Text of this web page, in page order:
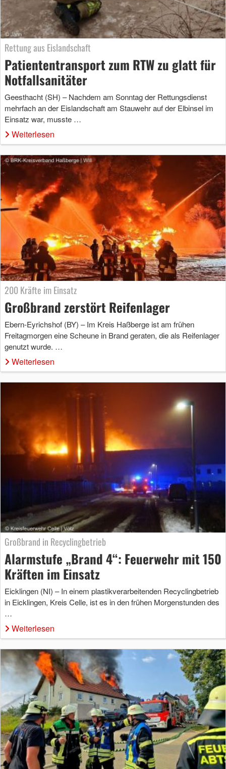
Rettung aus Eislandschaft
Patiententransport zum RTW zu glatt für
Notfallsanitäter
Geesthacht (SH) – Nachdem am Sonntag der Rettungsdienst
mehrfach an der Eislandschaft am Stauwehr auf der Elbinsel im
Einsatz war, musste …
Weiterlesen
200 Kräfte im Einsatz
Großbrand zerstört Reifenlager
Ebern-Eyrichshof (BY) – Im Kreis Haßberge ist am frühen
Freitagmorgen eine Scheune in Brand geraten, die als Reifenlager
genutzt wurde. …
Weiterlesen
Großbrand in Recyclingbetrieb
Alarmstufe „Brand 4“: Feuerwehr mit 150
Kräften im Einsatz
Eicklingen (NI) – In einem plastikverarbeitenden Recyclingbetrieb
in Eicklingen, Kreis Celle, ist es in den frühen Morgenstunden des
…
Weiterlesen